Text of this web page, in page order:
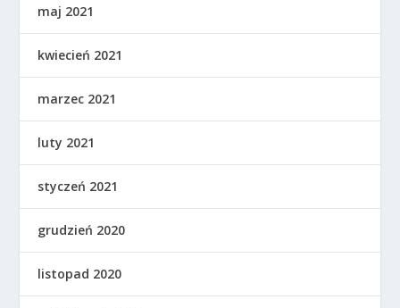
maj 2021
kwiecień 2021
marzec 2021
luty 2021
styczeń 2021
grudzień 2020
listopad 2020